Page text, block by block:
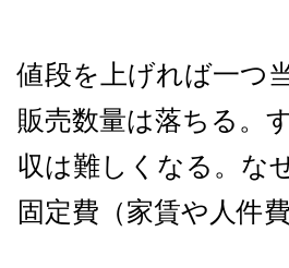
値段を上げれば一つ
販売数量は落ちる。
収は難しくなる。な
固定費（家賃や人件